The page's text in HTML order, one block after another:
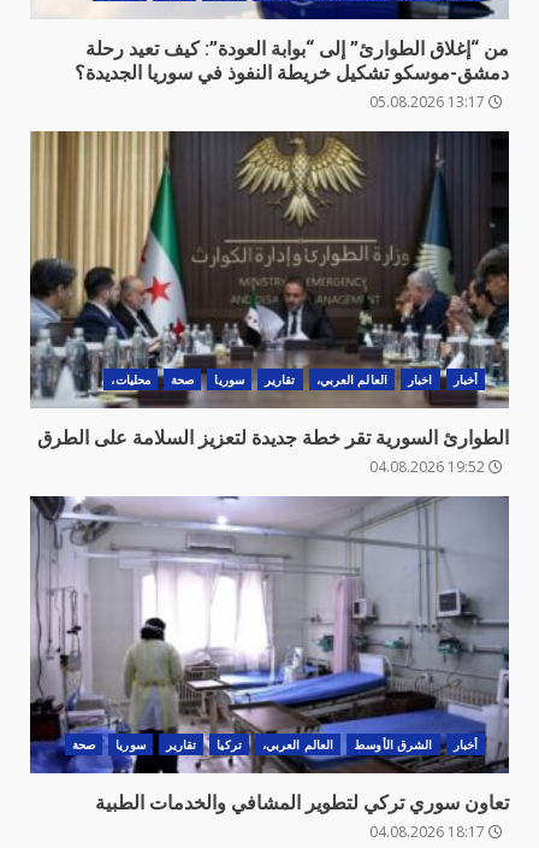
من “إغلاق الطوارئ” إلى “بوابة العودة”: كيف تعيد رحلة
دمشق-موسكو تشكيل خريطة النفوذ في سوريا الجديدة؟
أخبار اخبار العالم العربي، تقارير سوريا صحة محليات،
الطوارئ السورية تقر خطة جديدة لتعزيز السلامة على الطرق
أخبار الشرق الأوسط العالم العربي، تركيا تقارير سوريا صحة
تعاون سوري تركي لتطوير المشافي والخدمات الطبية